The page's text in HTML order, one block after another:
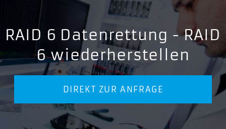
RAID 6 Datenrettung - RAID
6 wiederherstellen
DIREKT ZUR ANFRAGE